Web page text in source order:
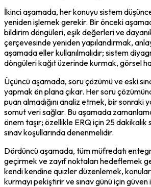
İkinci aşamada, her konuyu sistem
yeniden işlemek gerekir. Bir önceki
bildirim döngüleri, eşik değerleri ve
çerçevesinde yeniden yapılandırmak,
aşamada eller kullanılmalıdır; sistem
döngüleri kağıt üzerinde kurmak, görsel
Üçüncü aşamada, soru çözümü ve eski
yapmak ön plana çıkar. Her soru
puan almadığını analiz etmek, bir sonraki
somut veri sağlar. Bu aşamada
önem taşır; özellikle ERQ için 25 dakikalık
sınav koşullarında denenmelidir.
Dördüncü aşamada, tüm müfredatı
geçirmek ve zayıf noktaları hedeflemek
kendi kendine quizler düzenlemek, konular
kurmayı pekiştirir ve sınav günü için güven